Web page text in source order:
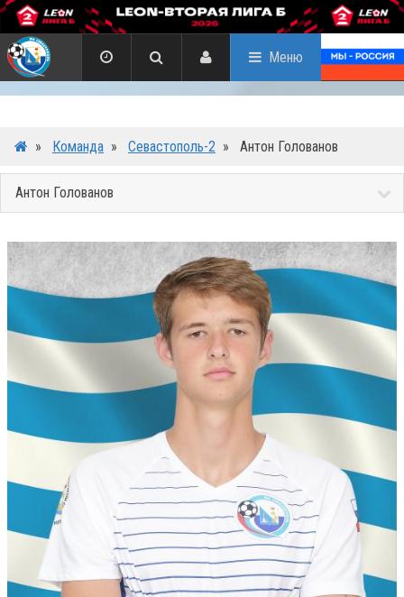
Меню
» Команда » Севастополь-2 » Антон Голованов